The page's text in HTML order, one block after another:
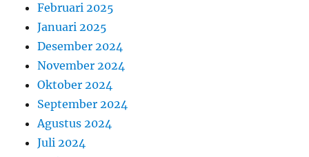
Februari 2025
Januari 2025
Desember 2024
November 2024
Oktober 2024
September 2024
Agustus 2024
Juli 2024